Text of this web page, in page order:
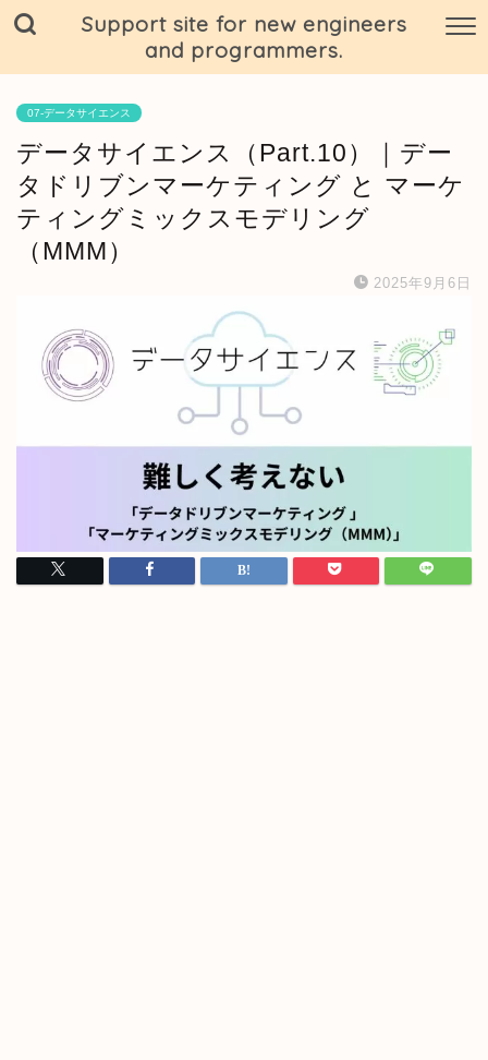
Support site for new engineers
and programmers.
07-データサイエンス
データサイエンス（Part.10）｜デー
タドリブンマーケティング と マーケ
ティングミックスモデリング
（MMM）
2025年9月6日